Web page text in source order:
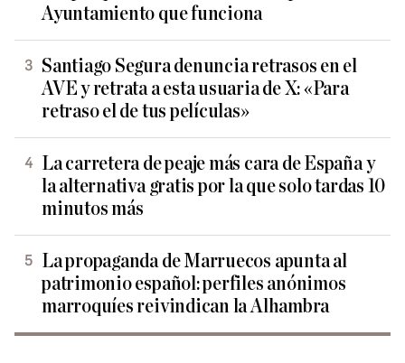
Ayuntamiento que funciona
Santiago Segura denuncia retrasos en el
AVE y retrata a esta usuaria de X: «Para
retraso el de tus películas»
La carretera de peaje más cara de España y
la alternativa gratis por la que solo tardas 10
minutos más
La propaganda de Marruecos apunta al
patrimonio español: perfiles anónimos
marroquíes reivindican la Alhambra